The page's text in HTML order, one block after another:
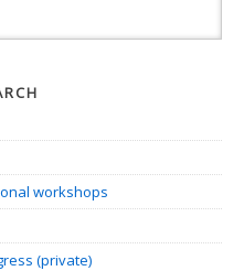
workshops
(private)